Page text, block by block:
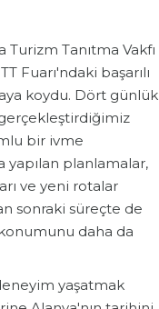
Tanıtma Vakfı
Fuarı'ndaki başarılı
koydu. Dört günlük
bir ivme
yapılan planlamalar,
ve yeni rotalar
sonraki süreçte de
daha da
yaşatmak